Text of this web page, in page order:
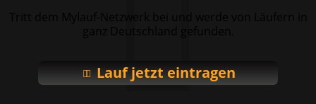
Lauf jetzt eintragen